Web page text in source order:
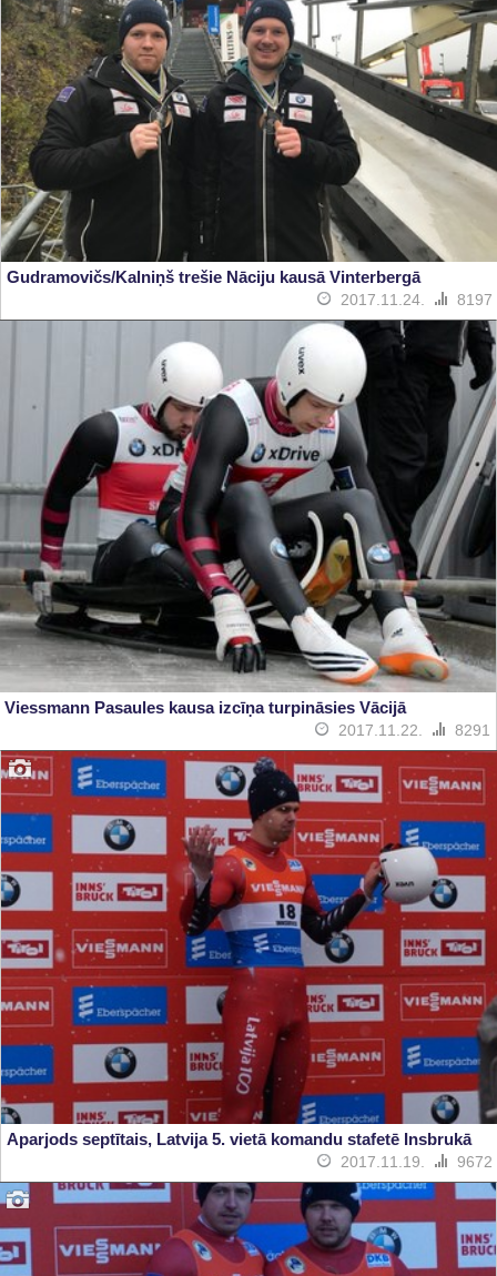
Gudramovičs/Kalniņš trešie Nāciju kausā Vinterbergā
2017.11.24. 8197
Viessmann Pasaules kausa izcīņa turpināsies Vācijā
2017.11.22. 8291
Aparjods septītais, Latvija 5. vietā komandu stafetē Insbrukā
2017.11.19. 9672